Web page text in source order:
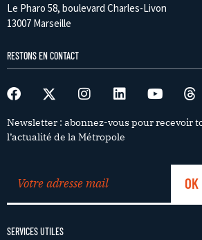
Le Pharo 58, boulevard Charles-Livon
13007 Marseille
RESTONS EN CONTACT
Newsletter : abonnez-vous pour recevoir
l’actualité de la Métropole
SERVICES UTILES